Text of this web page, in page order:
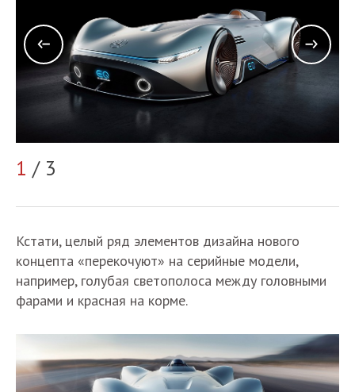
1 / 3
Кстати, целый ряд элементов дизайна нового
концепта «перекочуют» на серийные модели,
например, голубая светополоса между головными
фарами и красная на корме.